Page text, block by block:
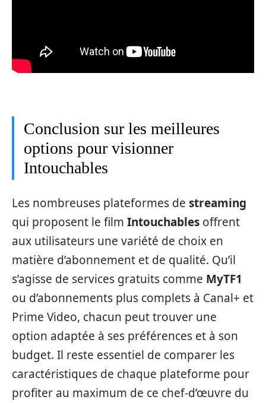
Conclusion sur les meilleures
options pour visionner
Intouchables
Les nombreuses plateformes de streaming
qui proposent le film Intouchables offrent
aux utilisateurs une variété de choix en
matière d’abonnement et de qualité. Qu’il
s’agisse de services gratuits comme MyTF1
ou d’abonnements plus complets à Canal+ et
Prime Video, chacun peut trouver une
option adaptée à ses préférences et à son
budget. Il reste essentiel de comparer les
caractéristiques de chaque plateforme pour
profiter au maximum de ce chef-d’œuvre du